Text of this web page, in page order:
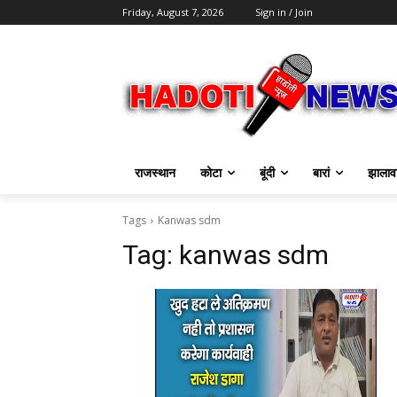
Friday, August 7, 2026 Sign in / Join
राजस्थान कोटा बूंदी बारां
Tags Kanwas sdm
Tag: kanwas sdm